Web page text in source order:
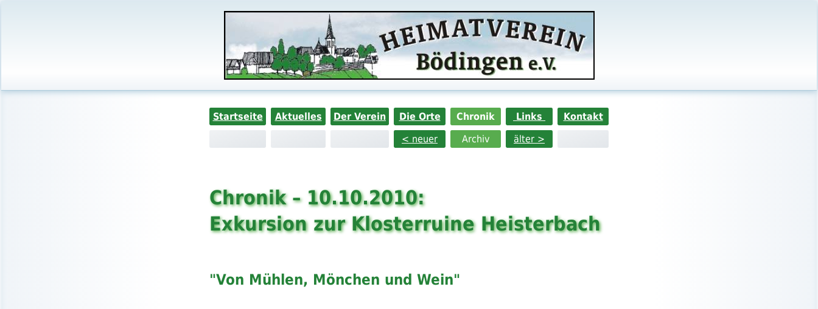
Startseite Aktuelles Der Verein Die Orte Chronik Links
Kontakt
< neuer
Archiv älter >
Chronik – 10.10.2010:
Exkursion zur Klosterruine Heisterbach
"Von Mühlen, Mönchen und Wein"